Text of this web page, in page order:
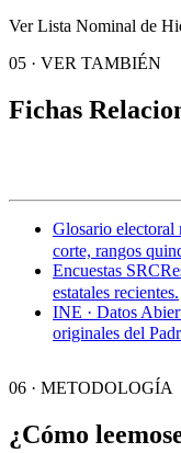
Ver Lista Nominal de
05 · VER TAMBIÉN
Fichas
Glosario electoral
corte, rangos
Encuestas SRC
estatales recientes.
INE · Datos
originales del
06 · METODOLOGÍA
¿Cómo leemos